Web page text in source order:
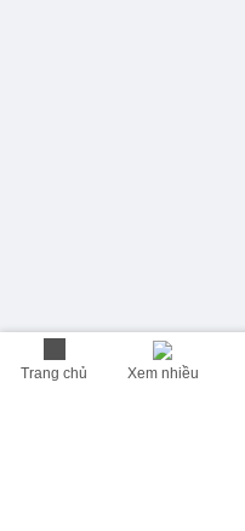
Trang chủ Xem nhiều